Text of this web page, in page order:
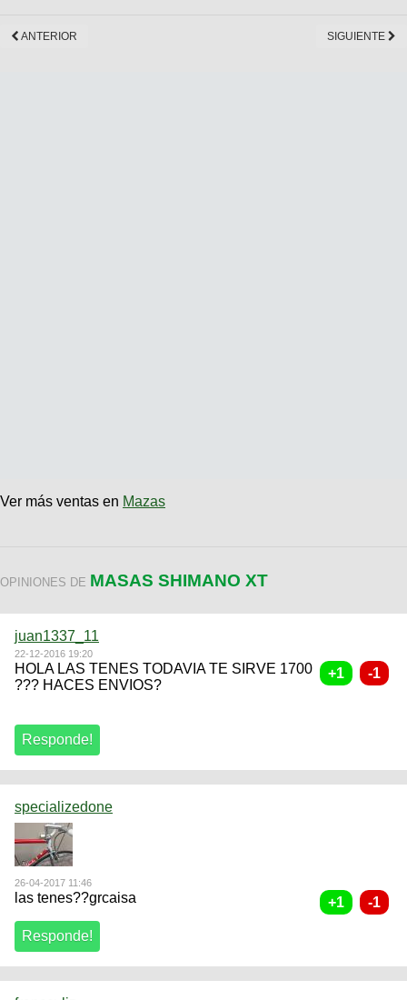
ANTERIOR SIGUIENTE
Ver más ventas en Mazas
OPINIONES DE MASAS SHIMANO XT
juan1337_11
22-12-2016 19:20
HOLA LAS TENES TODAVIA TE SIRVE 1700
??? HACES ENVIOS?
specializedone
26-04-2017 11:46
las tenes??grcaisa